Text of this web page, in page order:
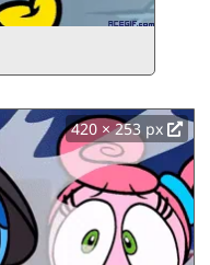
420 × 253 px